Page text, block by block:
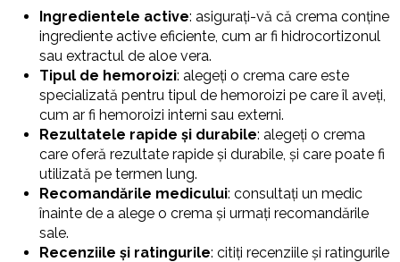
Ingredientele active: asigurați-vă că crema conține
ingrediente active eficiente, cum ar fi hidrocortizonul
sau extractul de aloe vera.
Tipul de hemoroizi: alegeți o crema care este
specializată pentru tipul de hemoroizi pe care îl aveți,
cum ar fi hemoroizi interni sau externi.
Rezultatele rapide și durabile: alegeți o crema
care oferă rezultate rapide și durabile, și care poate fi
utilizată pe termen lung.
Recomandările medicului: consultați un medic
înainte de a alege o crema și urmați recomandările
sale.
Recenziile și ratingurile: citiți recenziile și ratingurile